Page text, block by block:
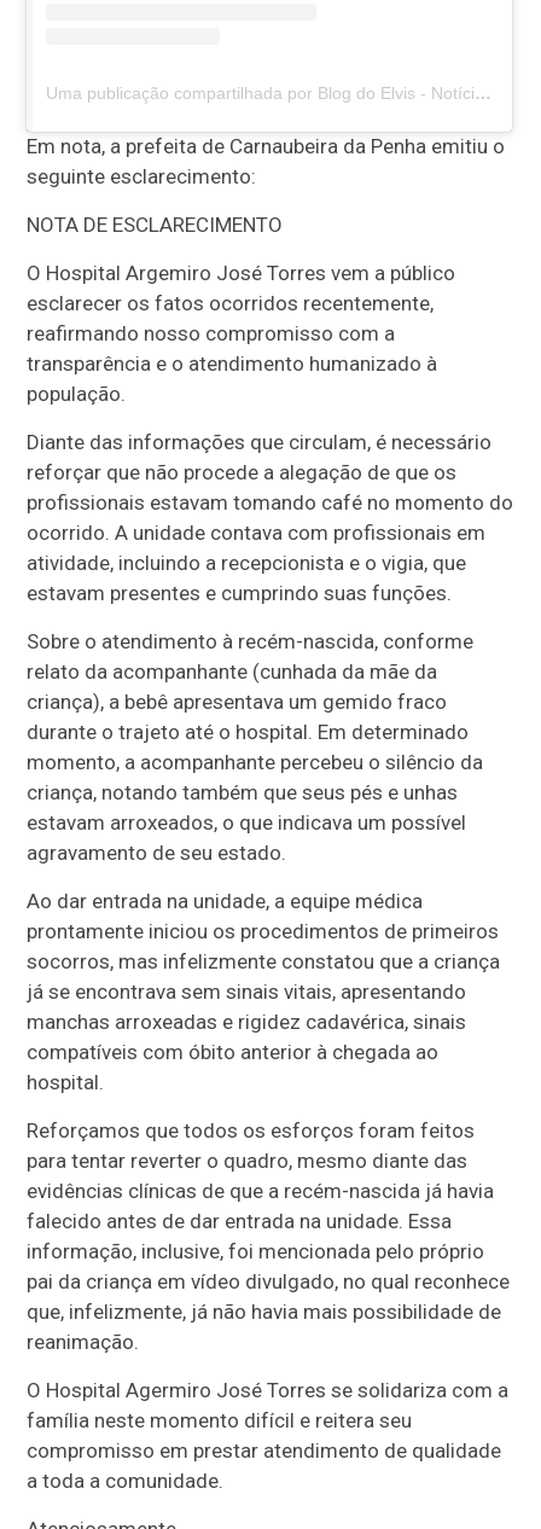
Uma publicação compartilhada por Blog do Elvis - Notícias de Floresta-PE e região (@blogdoelvis)
Em nota, a prefeita de Carnaubeira da Penha emitiu o
seguinte esclarecimento:
NOTA DE ESCLARECIMENTO
O Hospital Argemiro José Torres vem a público
esclarecer os fatos ocorridos recentemente,
reafirmando nosso compromisso com a
transparência e o atendimento humanizado à
população.
Diante das informações que circulam, é necessário
reforçar que não procede a alegação de que os
profissionais estavam tomando café no momento do
ocorrido. A unidade contava com profissionais em
atividade, incluindo a recepcionista e o vigia, que
estavam presentes e cumprindo suas funções.
Sobre o atendimento à recém-nascida, conforme
relato da acompanhante (cunhada da mãe da
criança), a bebê apresentava um gemido fraco
durante o trajeto até o hospital. Em determinado
momento, a acompanhante percebeu o silêncio da
criança, notando também que seus pés e unhas
estavam arroxeados, o que indicava um possível
agravamento de seu estado.
Ao dar entrada na unidade, a equipe médica
prontamente iniciou os procedimentos de primeiros
socorros, mas infelizmente constatou que a criança
já se encontrava sem sinais vitais, apresentando
manchas arroxeadas e rigidez cadavérica, sinais
compatíveis com óbito anterior à chegada ao
hospital.
Reforçamos que todos os esforços foram feitos
para tentar reverter o quadro, mesmo diante das
evidências clínicas de que a recém-nascida já havia
falecido antes de dar entrada na unidade. Essa
informação, inclusive, foi mencionada pelo próprio
pai da criança em vídeo divulgado, no qual reconhece
que, infelizmente, já não havia mais possibilidade de
reanimação.
O Hospital Agermiro José Torres se solidariza com a
família neste momento difícil e reitera seu
compromisso em prestar atendimento de qualidade
a toda a comunidade.